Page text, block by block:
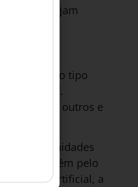
cegos sejam
pessoas do tipo
é “já sei”.
os outros e
oportunidades
mas também pelo
artificial, a